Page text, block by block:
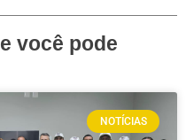
você pode
NOTÍCIAS